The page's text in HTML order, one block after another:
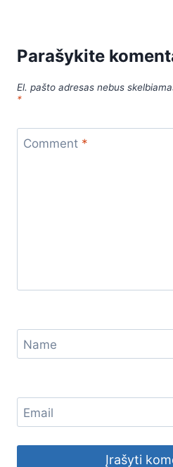
Parašykite
El. pašto adresas nebus
*
Comment *
Name
Email